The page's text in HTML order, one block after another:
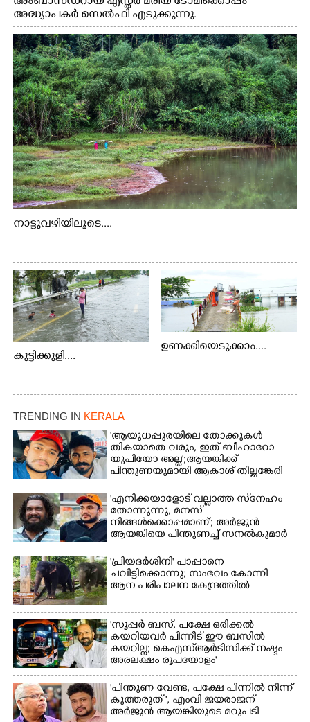
അദ്ധ്യാപകർ സെൽഫി എടുക്കുന്നു.
നാട്ടുവഴിയിലൂടെ....
കുട്ടിക്കുളി....
ഉണക്കിയെടുക്കാം....
TRENDING IN KERALA
'ആയുധപ്പുരയിലെ തോക്കുകൾ
തികയാതെ വരും, ഇത് ബീഹാറോ
യുപിയോ അല്ല';ആയങ്കിക്ക്
പിന്തുണയുമായി ആകാശ് തില്ലങ്കേരി
'എനിക്കയാളോട് വല്ലാത്ത സ്‌നേഹം
തോന്നുന്നു, മനസ്
നിങ്ങൾക്കൊപ്പമാണ്'; അർജുൻ
ആയങ്കിയെ പിന്തുണച്ച് സനൽകുമാർ
'പ്രിയദർശിനി' പാപ്പാനെ
ചവിട്ടിക്കൊന്നു; സംഭവം കോന്നി
ആന പരിപാലന കേന്ദ്രത്തിൽ
'സൂപ്പർ ബസ്, പക്ഷേ ഒരിക്കൽ
കയറിയവർ പിന്നീട് ഈ ബസിൽ
കയറില്ല; കെഎസ്ആർടിസിക്ക് നഷ്ടം
അരലക്ഷം രൂപയോളം'
"പിന്തുണ വേണ്ട,​ പക്ഷേ പിന്നിൽ നിന്ന്
കുത്തരുത് ", എംവി ജയരാജന്
അർജുൻ ആയങ്കിയുടെ മറുപടി